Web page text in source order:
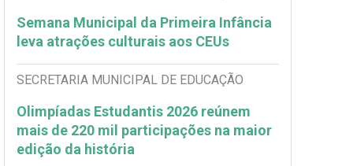
Semana Municipal da Primeira Infância
leva atrações culturais aos CEUs
SECRETARIA MUNICIPAL DE EDUCAÇÃO
Olimpíadas Estudantis 2026 reúnem
mais de 220 mil participações na maior
edição da história